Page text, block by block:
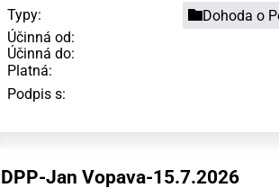
Typy: Dohoda o
Účinná od:
Účinná do:
Platná:
Podpis s:
DPP-Jan Vopava-15.7.2026